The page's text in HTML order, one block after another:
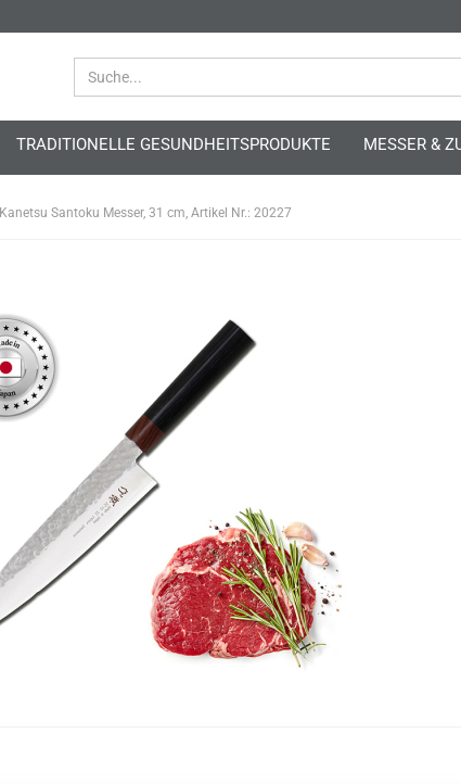
TRADITIONELLE GESUNDHEITSPRODUKTE MESSER &
Kanetsu Santoku Messer, 31 cm, Artikel Nr.: 20227